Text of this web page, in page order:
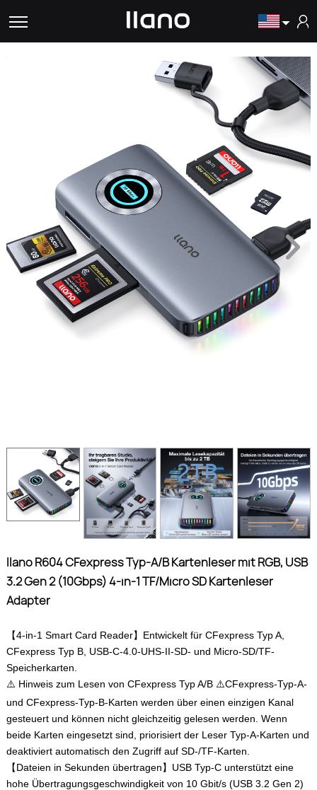
llano R604 CFexpress Typ-A/B Kartenleser mit RGB, USB
3.2 Gen 2 (10Gbps) 4-in-1 TF/Micro SD Kartenleser
Adapter
【4-in-1 Smart Card Reader】Entwickelt für CFexpress Typ A,
CFexpress Typ B, USB-C-4.0-UHS-II-SD- und Micro-SD/TF-
Speicherkarten.
⚠️ Hinweis zum Lesen von CFexpress Typ A/B ⚠️CFexpress-Typ-A-
und CFexpress-Typ-B-Karten werden über einen einzigen Kanal
gesteuert und können nicht gleichzeitig gelesen werden. Wenn
beide Karten eingesetzt sind, priorisiert der Leser Typ-A-Karten und
deaktiviert automatisch den Zugriff auf SD-/TF-Karten.
【Dateien in Sekunden übertragen】USB Typ-C unterstützt eine
hohe Übertragungsgeschwindigkeit von 10 Gbit/s (USB 3.2 Gen 2)